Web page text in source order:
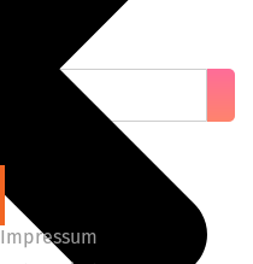
Impressum